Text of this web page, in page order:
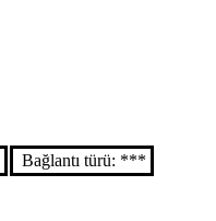
Bağlantı türü: ***